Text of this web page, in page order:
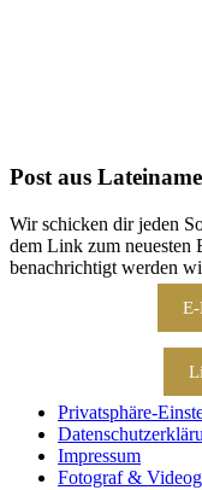
Post aus
Wir schicken dir jeden
dem Link zum neuesten
benachrichtigt werden
Privatsphäre-
Impressum
Fotograf &